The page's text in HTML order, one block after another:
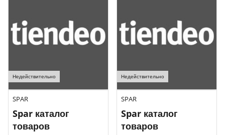
Недействительно
SPAR
Spar каталог
товаров
Недействительно
SPAR
Spar каталог
товаров